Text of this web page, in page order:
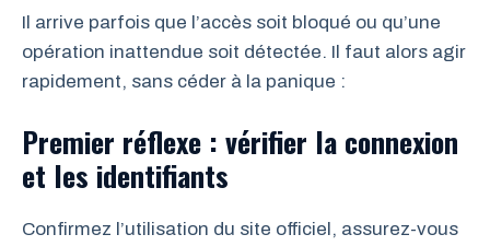
Il arrive parfois que l’accès soit bloqué ou qu’une
opération inattendue soit détectée. Il faut alors agir
rapidement, sans céder à la panique :
Premier réflexe : vérifier la connexion
et les identifiants
Confirmez l’utilisation du site officiel, assurez-vous